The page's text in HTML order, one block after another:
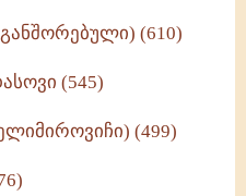
(610)
(545)
(499)